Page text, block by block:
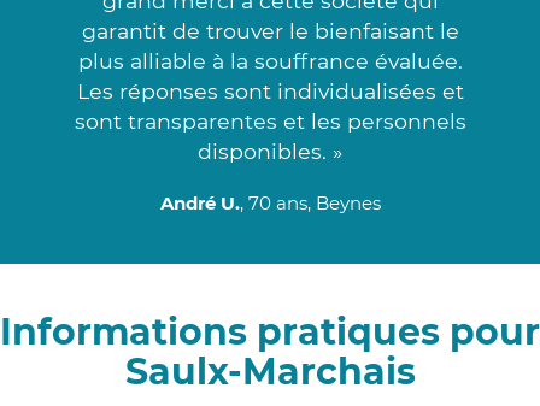
garantit de trouver le bienfaisant le
plus alliable à la souffrance évaluée.
Les réponses sont individualisées et
sont transparentes et les personnels
disponibles. »
André U., 70 ans, Beynes
Informations pratiques pour
Saulx-Marchais